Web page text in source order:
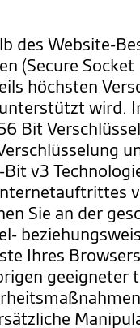
des Website-
(Secure Socket
höchsten
wird.
Bit
v3
Sie an der
Ihres
geeigneter